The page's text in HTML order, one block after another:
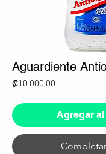
Aguardiente
₡10 000,00
Agregar